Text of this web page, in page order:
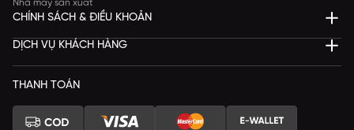
Nhà máy sản xuất
CHÍNH SÁCH & ĐIỀU KHOẢN
DỊCH VỤ KHÁCH HÀNG
THANH TOÁN